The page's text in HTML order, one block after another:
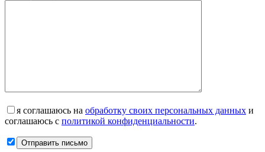
я соглашаюсь на обработку своих персональных данных и
соглашаюсь с политикой конфиденциальности.